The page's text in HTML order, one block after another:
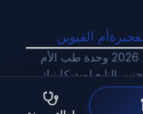
أم القيوين
2026 وحدة طب الأم
التابع لميديكلينيك.